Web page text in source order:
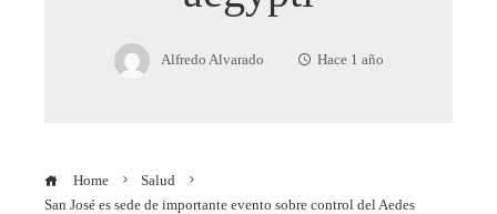
Alfredo Alvarado Hace 1 año
Home
Salud
San José es sede de importante evento sobre control del Aedes